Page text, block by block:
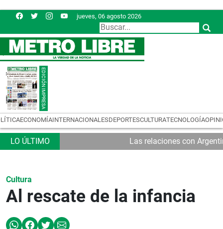
jueves, 06 agosto 2026
ECONOMÍAINTERNACIONALESDEPORTESCULTURATECNOLOGÍA
Las relaciones con
Cultura
Al rescate de la infancia